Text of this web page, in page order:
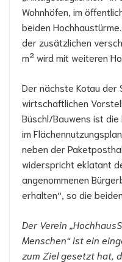
Wohnhöfen, im
beiden
der zusätzlichen
m² wird mit weiteren
Der nächste Kotau der
wirtschaftlichen
Büschl/Bauwens ist
im
neben der
widerspricht eklatant
angenommenen
erhalten“, so die
Der Verein
Menschen“ ist ein
zum Ziel gesetzt hat,